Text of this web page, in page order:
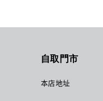
自取門市
本店地址